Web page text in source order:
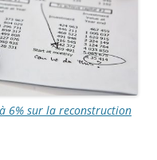
6% sur la reconstruction